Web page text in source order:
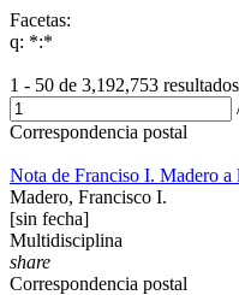
Facetas:
q: *:*
1 - 50 de 3,192,753 resultados
Correspondencia postal
Nota de Franciso I. Madero
Madero, Francisco I.
[sin fecha]
Multidisciplina
share
Correspondencia postal